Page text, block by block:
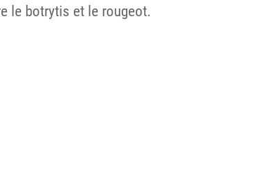
le botrytis et le rougeot.